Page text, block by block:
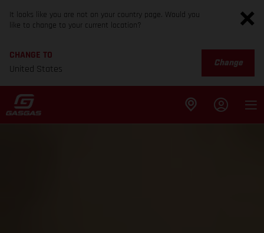
It looks like you are not on your country page. Would you
like to change to your current location?
CHANGE TO
United States
Change